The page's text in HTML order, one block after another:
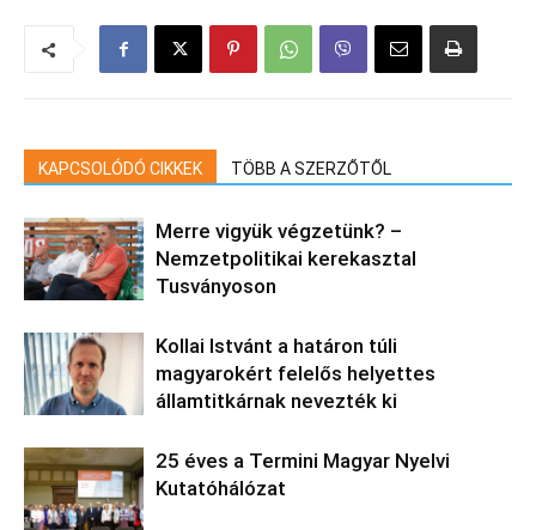
KAPCSOLÓDÓ CIKKEK TÖBB A SZERZŐTŐL
Merre vigyük végzetünk? –
Nemzetpolitikai kerekasztal
Tusványoson
Kollai Istvánt a határon túli
magyarokért felelős helyettes
államtitkárnak nevezték ki
25 éves a Termini Magyar Nyelvi
Kutatóhálózat